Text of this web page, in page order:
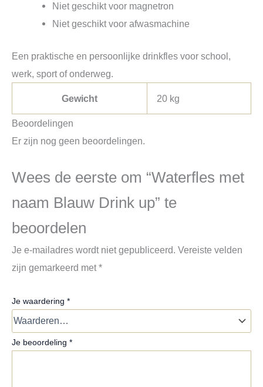
Niet geschikt voor magnetron
Niet geschikt voor afwasmachine
Een praktische en persoonlijke drinkfles voor school,
werk, sport of onderweg.
Gewicht 20 kg
Beoordelingen
Er zijn nog geen beoordelingen.
Wees de eerste om “Waterfles met
naam Blauw Drink up” te
beoordelen
Je e-mailadres wordt niet gepubliceerd. Vereiste velden
zijn gemarkeerd met*
Je waardering *
Je beoordeling *